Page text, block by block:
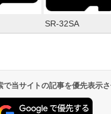
SR-32SA
当サイトの記事を優先表示